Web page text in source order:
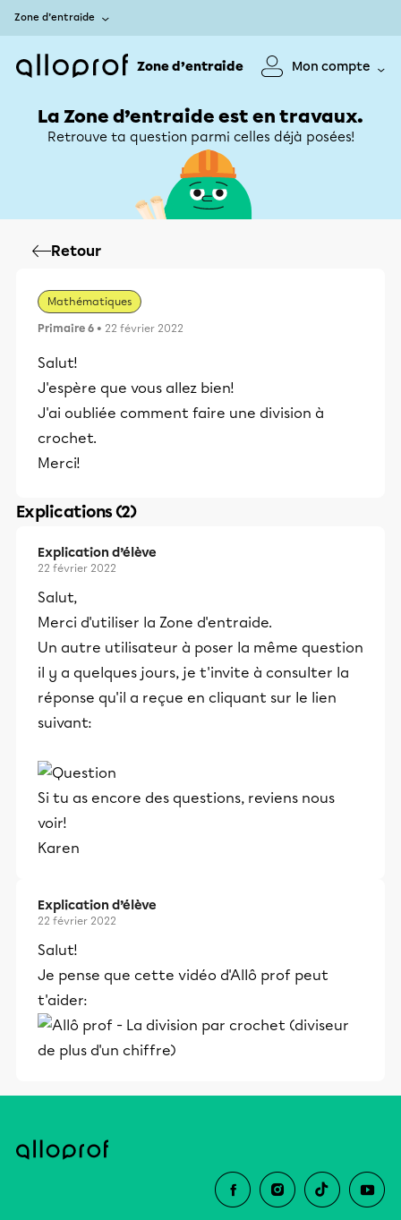
Zone d’entraide
Zone d’entraide Mon compte
La Zone d’entraide est en travaux.
Retrouve ta question parmi celles déjà posées!
Retour
Mathématiques
Primaire 6 • 22 février 2022
Salut!
J'espère que vous allez bien!
J'ai oubliée comment faire une division à
crochet.
Merci!
Explications (2)
Explication d’élève
22 février 2022
Salut,
Merci d'utiliser la Zone d'entraide.
Un autre utilisateur à poser la même question
il y a quelques jours, je t'invite à consulter la
réponse qu'il a reçue en cliquant sur le lien
suivant:
Si tu as encore des questions, reviens nous
voir!
Karen
Explication d’élève
22 février 2022
Salut!
Je pense que cette vidéo d'Allô prof peut
t'aider: